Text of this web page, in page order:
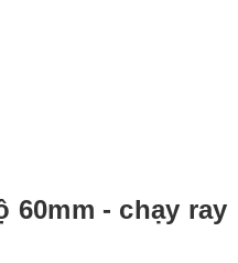
60mm - chạy ray